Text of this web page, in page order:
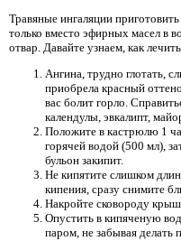
Травяные ингаляции
только вместо эфирных масел в
отвар. Давайте узнаем, как
Ангина, трудно глотать,
приобрела красный
вас болит горло.
календулы, эвкалипт,
Положите в кастрюлю 1
горячей водой (500 мл),
бульон закипит.
Не кипятите слишком
кипения, сразу снимите
Накройте сковороду
Опустить в кипяченую
паром, не забывая делать